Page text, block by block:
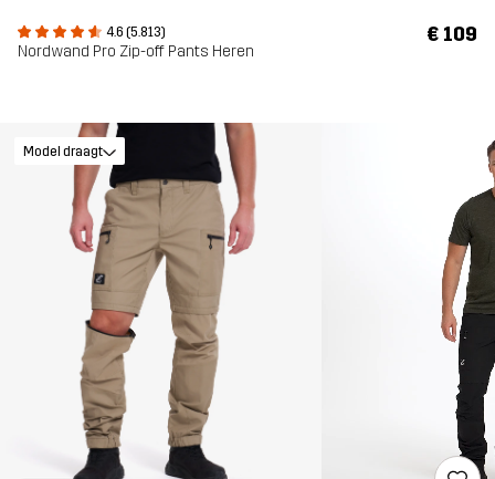
4.6 (5.813)
Nordwand Pro Zip-off Pants Heren
€ 109
Model draagt